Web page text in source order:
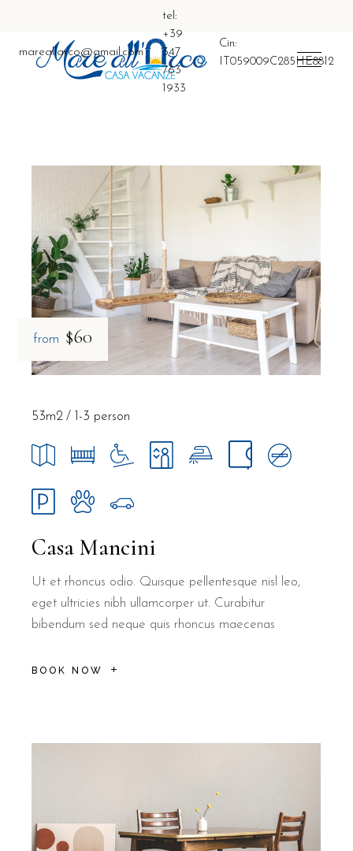
mareallarco@gmail.com
tel:
+39
347
763
1933
Cin:
IT059009C285HE88I2
from $60
Casa Mancini
Ut et rhoncus odio. Quisque pellentesque nisl leo,
eget ultricies nibh ullamcorper ut. Curabitur
bibendum sed neque quis rhoncus maecenas
BOOK NOW
53m2 1-3 person